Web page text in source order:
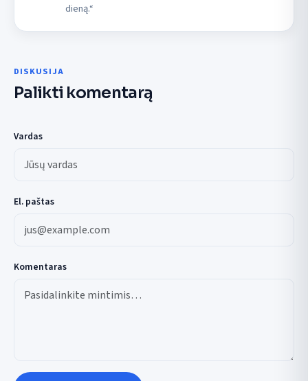
dieną.“
DISKUSIJA
Palikti komentarą
Vardas
El. paštas
Komentaras